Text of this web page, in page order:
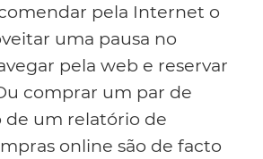
pela Internet o
uma pausa no
pela web e reservar
comprar um par de
de um relatório de
online são de facto